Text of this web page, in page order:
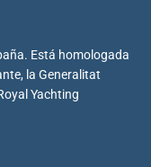
Está homologada
la Generalitat
Yachting